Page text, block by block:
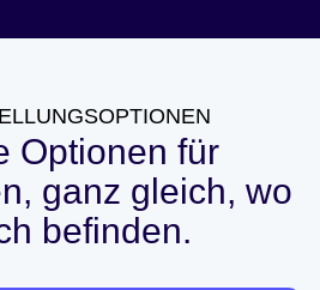
Optionen für
ganz gleich, wo
befinden.